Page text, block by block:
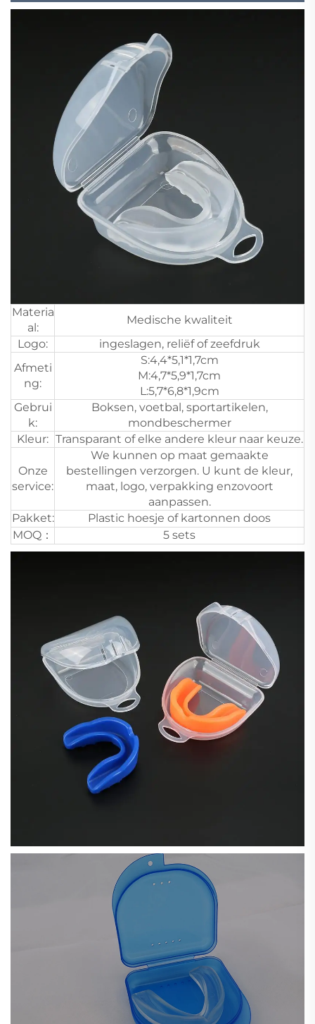
Materia
al:
Medische kwaliteit
Logo:
ingeslagen, reliëf of zeefdruk
Afmeti
ng:
S:4,4*5,1*1,7cm
M:4,7*5,9*1,7cm
L:5,7*6,8*1,9cm
Gebrui
k:
Boksen, voetbal, sportartikelen,
mondbeschermer
Kleur: Transparant of elke andere kleur naar keuze.
Onze
service:
We kunnen op maat gemaakte
bestellingen verzorgen. U kunt de kleur,
maat, logo, verpakking enzovoort
aanpassen.
Pakket:
Plastic hoesje of kartonnen doos
MOQ：
5 sets